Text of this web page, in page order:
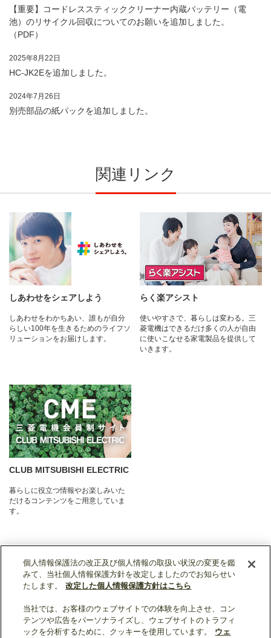
【重要】コードレススティッククリーナー内蔵バッテリー（電
池）のリサイクル回収についてのお願いを追加しました。
（PDF）
2025年8月22日
HC-JK2Eを追加しました。
2024年7月26日
別売部品の紙パックを追加しました。
関連リンク
しあわせをシェアしよう
しあわせをわかちあい、誰もが自分
らしい100年を生きるためのライフソ
リューションをお届けします。
らく楽アシスト
使いやすさで、暮らしは変わる。三
菱電機はできるだけ多くの人が自由
に使いこなせる家電製品を提供して
いきます。
CLUB MITSUBISHI ELECTRIC
暮らしに役立つ情報やお楽しみいた
だけるコンテンツをご用意していま
す。
ソーシャルメディア公式アカウント一覧
個人情報保護法の改正及び個人情報の取扱い状況の変更を鑑
みて、当社個人情報保護方針を改定しましたのでお知らせい
たします。
改定した個人情報保護方針はこちら
当社では、お客様のウェブサイトでの体験を向上させ、コン
テンツや広告をパーソナライズし、ウェブサイトのトラフィ
ックを分析するために、クッキーを使用しています。
ウェ